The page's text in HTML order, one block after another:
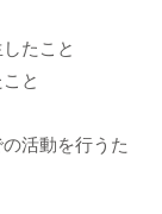
たこと
と
活動を行うた